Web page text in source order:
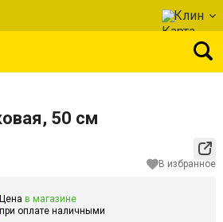
Клин
50 см
В избранное
Цена в магазине
при оплате наличными